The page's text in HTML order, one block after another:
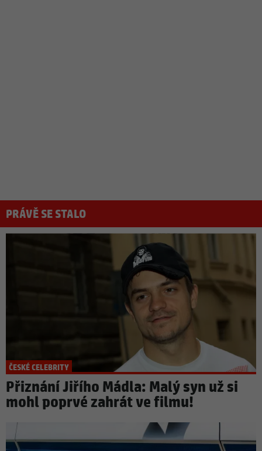
PRÁVĚ SE STALO
ČESKÉ CELEBRITY
Přiznání Jiřího Mádla: Malý syn už si
mohl poprvé zahrát ve filmu!